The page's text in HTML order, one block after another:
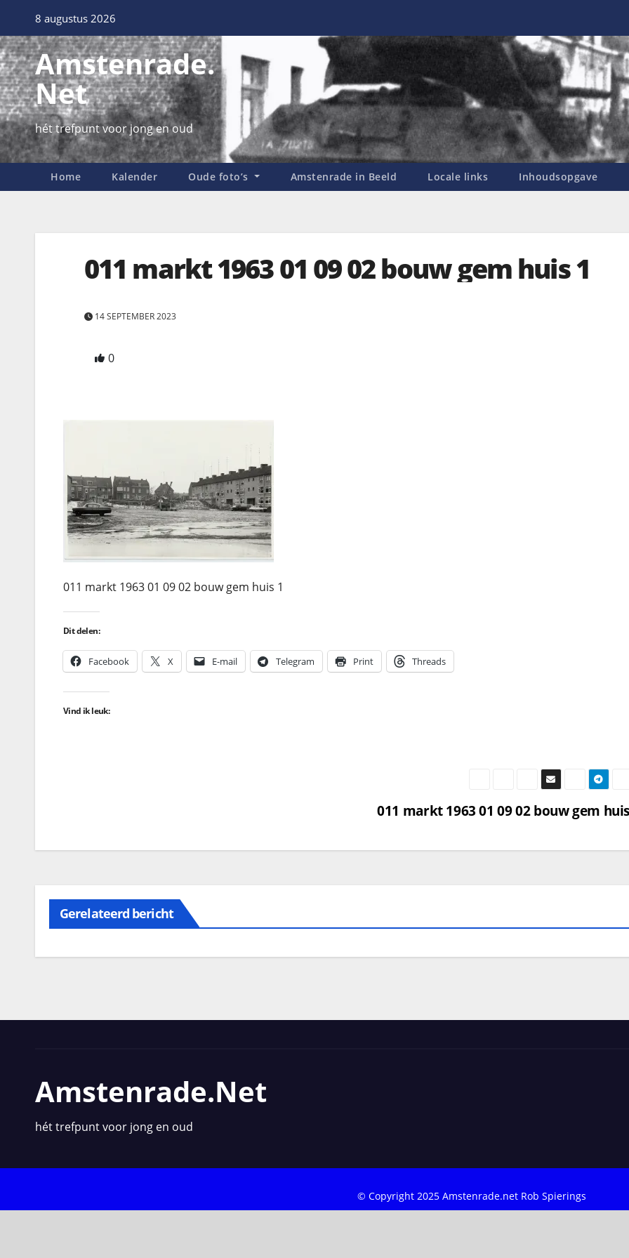
8 augustus 2026
Amstenrade.
Net
hét trefpunt voor jong en oud
Home Kalender Oude foto’s Amstenrade in Beeld Locale links Inhoudsopgave
011 markt 1963 01 09 02 bouw gem huis 1
14 SEPTEMBER 2023
0
011 markt 1963 01 09 02 bouw gem huis 1
Dit delen:
Facebook X E-mail Telegram Print Threads
Vind ik leuk:
011 markt 1963 01 09 02 bouw gem
Gerelateerd bericht
Amstenrade.net
hét trefpunt voor jong en oud
© Copyright 2025 Amstenrade.net Rob Spierings